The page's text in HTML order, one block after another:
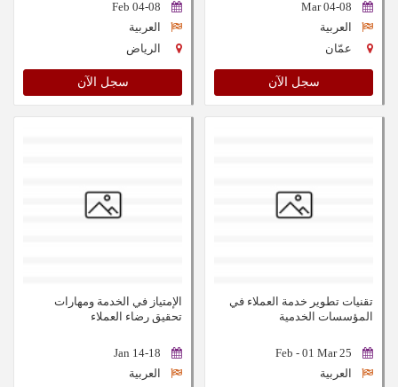
04-08 Mar
العربية
عمّان
سجل الآن
04-08 Feb
العربية
الرياض
سجل الآن
تقنيات تطوير خدمة العملاء في
المؤسسات الخدمية
25 Feb - 01 Mar
العربية
الإمتياز في الخدمة ومهارات
تحقيق رضاء العملاء
14-18 Jan
العربية